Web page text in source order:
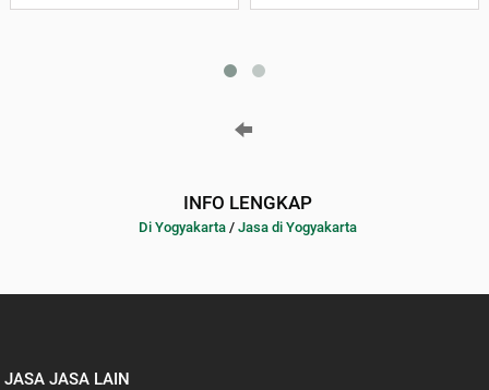
INFO LENGKAP
Di Yogyakarta / Jasa di Yogyakarta
JASA JASA LAIN